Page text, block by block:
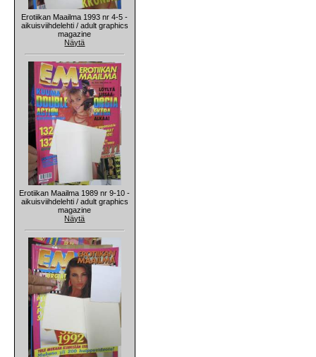
Erotiikan Maailma 1993 nr 4-5 -
aikuisviihdelehti / adult graphics
magazine
Näytä
Erotiikan Maailma 1989 nr 9-10 -
aikuisviihdelehti / adult graphics
magazine
Näytä